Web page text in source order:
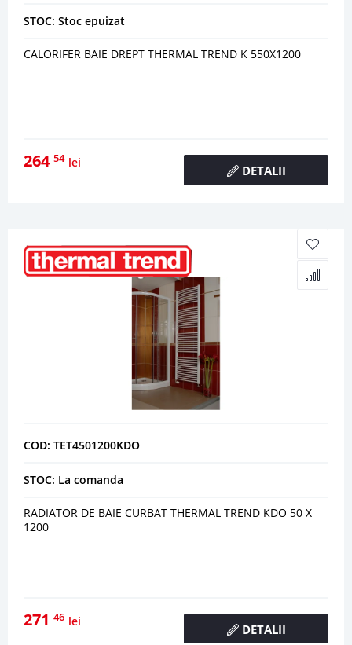
STOC: Stoc epuizat
CALORIFER BAIE DREPT THERMAL TREND K 550X1200
264 54 lei
DETALII
COD: TET4501200KDO
STOC: La comanda
RADIATOR DE BAIE CURBAT THERMAL TREND KDO 50 X
1200
271 46 lei
DETALII